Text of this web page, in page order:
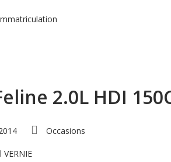
2.0L HDI
Occasions